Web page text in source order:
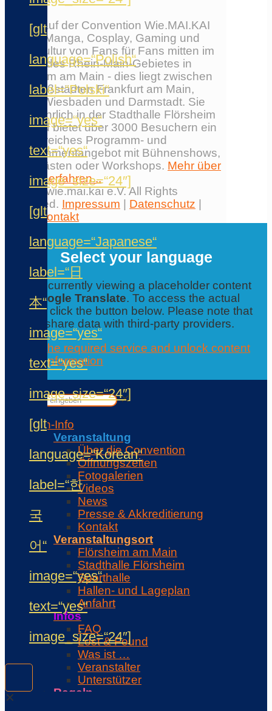
[glt
language=“Polish“
label=“Polski“
image=“yes“
text=“yes“
image_size=“24″]
[glt
language=“Japanese“
label=“日
本“
image=“yes“
text=“yes“
image_size=“24″]
[glt
language=“Korean“
label=“한
국
어“
image=“yes“
text=“yes“
image_size=“24″]
✕
Erlebe auf der Convention Wie.MAI.KAI
Anime, Manga, Cosplay, Gaming und
Japankultur von Fans für Fans mitten im
Herzen des Rhein-Main-Gebietes in
Flörsheim am Main - dies liegt zwischen
den Großstädten Frankfurt am Main,
Mainz, Wiesbaden und Darmstadt. Sie
findet jährlich in der Stadthalle Flörsheim
statt und bietet über 3000 Besuchern ein
umfangreiches Programm- und
Entertainmentangebot mit Bühnenshows,
Ehrengästen oder Workshops. Mehr über
die Con erfahren...
© 2026 wie.mai.kai e.V. All Rights
Reserved. Impressum Datenschutz
|Kontakt
Select your language
You are currently viewing a placeholder content
fromGoogle Translate. To access the actual
content, click the button below. Please note that
this will share data with third-party providers.
Accept the required service and unlock content
Further information
Contact
✕
Con-Info
Veranstaltung
Über die Convention
Öffnungszeiten
Fotogalerien
Videos
News
Presse & Akkreditierung
Kontakt
Veranstaltungsort
Flörsheim am Main
Stadthalle Flörsheim
Sporthalle
Hallen- und Lageplan
Anfahrt
Infos
FAQ
Lost & Found
Was ist …
Veranstalter
Unterstützer
Regeln